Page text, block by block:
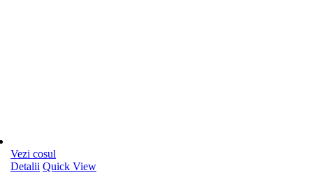
Vezi cosul
Detalii Quick View